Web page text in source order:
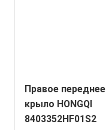
Правое переднее
крыло HONGQI
8403352HF01S2